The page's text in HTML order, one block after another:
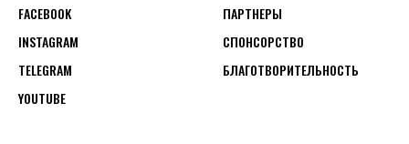
FACEBOOK
INSTAGRAM
TELEGRAM
YOUTUBE
ПАРТНЕРЫ
СПОНСОРСТВО
БЛАГОТВОРИТЕЛЬНОСТЬ